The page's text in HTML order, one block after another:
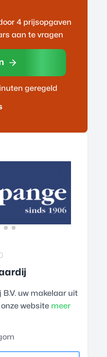
4 prijsopgaven
s aan te vragen
geregeld
uw makelaar uit
website meer